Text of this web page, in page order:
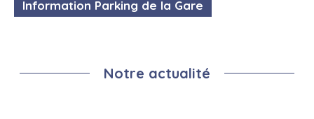
Information Parking de la Gare
Notre actualité